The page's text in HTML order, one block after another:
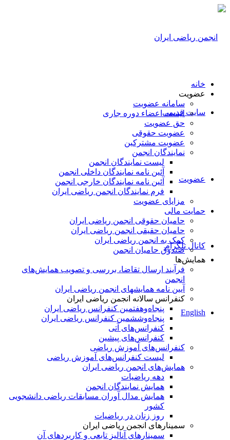
سایت قدیمی
عضویت
کانال تلگرام
English
خانه
عضویت
سامانه عضویت
لیست اعضاء دوره جاری
حق عضویت
عضویت حقوقی
عضویت مشترکین
نمایندگان انجمن
لیست نمایندگان انجمن
آئین نامه نمایندگان داخلی انجمن
آئین نامه نمایندگان خارجی انجمن
فرم نمایندگان انجمن ریاضی ایران
مزایای عضویت
حمایت مالی
حامیان حقوقی انجمن ریاضی ایران
حامیان حقیقی انجمن ریاضی ایران
کمک به انجمن ریاضی ایران
صندوق حامیان انجمن
همایش‌ها
فرآیند ارسال تقاضا، بررسی و تصویب همایش‌های
انجمن
آیین نامه همایشهای انجمن ریاضی ایران
کنفرانس‌ سالانه انجمن ریاضی ایران
پنجاه‌و‌هفتمین کنفرانس ریاضی ایران
پنجاه‌و‌ششمین کنفرانس ریاضی ایران
کنفرانس‌های آتی
کنفرانس‎‌های پیشین
کنفرانس‌های آموزش ریاضی
لیست کنفرانس‌های آموزش ریاضی
همایش‌های انجمن ریاضی ایران
دهه ریاضیات
همایش نمایندگان انجمن
همایش مدال آوران مسابقات ریاضی دانشجویی
کشور
روز زنان در ریاضیات
سمینارهای انجمن ریاضی ایران
سمینارهای آنالیز تابعی و کاربردهای آن